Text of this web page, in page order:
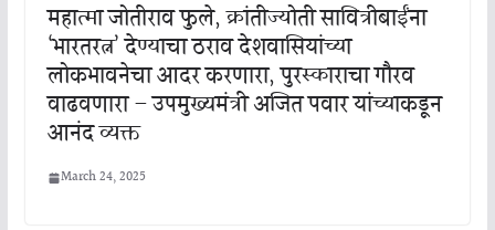
महात्मा जोतीराव फुले, क्रांतीज्योती सावित्रीबाईंना
‘भारतरत्न’ देण्याचा ठराव देशवासियांच्या
लोकभावनेचा आदर करणारा, पुरस्काराचा गौरव
वाढवणारा – उपमुख्यमंत्री अजित पवार यांच्याकडून
आनंद व्यक्त
March 24, 2025